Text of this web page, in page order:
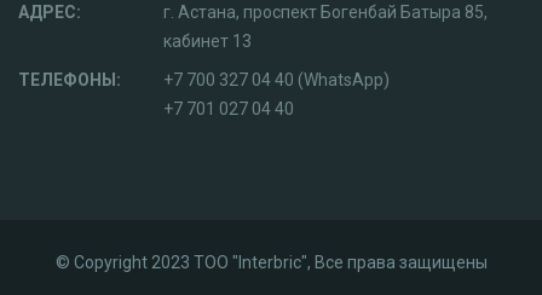
АДРЕС:
г. Астана, проспект Богенбай Батыра 85,
кабинет 13
ТЕЛЕФОНЫ:
+7 700 327 04 40 (WhatsApp)
+7 701 027 04 40
© Copyright 2023 ТОО "Interbric", Все права защищены